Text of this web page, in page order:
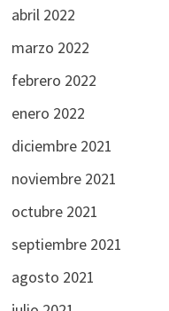
abril 2022
marzo 2022
febrero 2022
enero 2022
diciembre 2021
noviembre 2021
octubre 2021
septiembre 2021
agosto 2021